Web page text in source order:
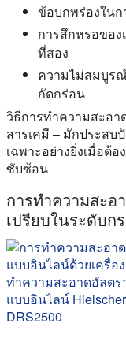
ข้อบกพร่องในก
การสึกหรอขอ
ที่สอง
ความไม่สมบูร
กัดกร่อน
วิธีการทำความสะอา
สารเคมี – มักประส
เฉพาะอย่างยิ่งเมื่อต้
ซับซ้อน
การทำความสะอ
เปรียบในระดับก